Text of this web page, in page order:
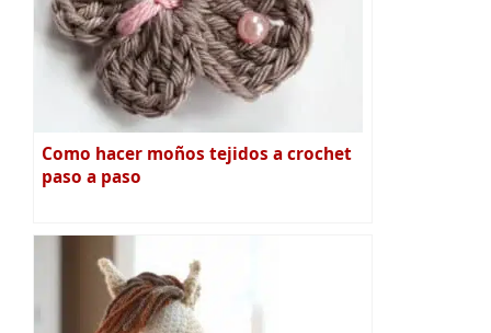
Como hacer moños tejidos a crochet
paso a paso